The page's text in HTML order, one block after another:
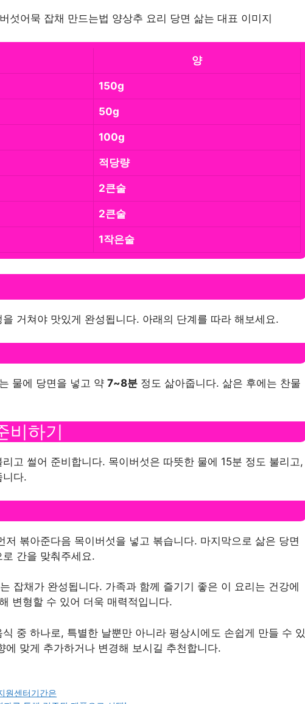
양
150g
50g
100g
적당량
2큰술
2큰술
1작은술
거쳐야 맛있게 완성됩니다. 아래의 단계를 따라 해보세요.
물에 당면을 넣고 약 7~8분 정도 삶아줍니다. 삶은 후에는 찬물
비하기
고 썰어 준비합니다. 목이버섯은 따뜻한 물에 15분 정도 불리고,
니다.
저 볶아준다음 목이버섯을 넣고 볶습니다. 마지막으로 삶은 당면
간을 맞춰주세요.
잡채가 완성됩니다. 가족과 함께 즐기기 좋은 이 요리는 건강에
변형할 수 있어 더욱 매력적입니다.
중 하나로, 특별한 날뿐만 아니라 평상시에도 손쉽게 만들 수 있
에 맞게 추가하거나 변경해 보시길 추천합니다.
원센터기간은